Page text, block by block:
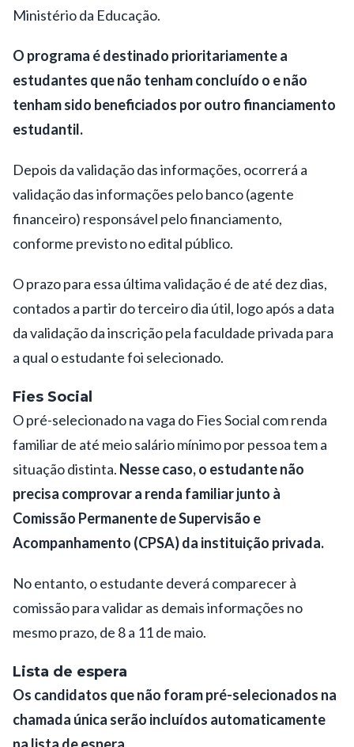
Ministério da Educação.
O programa é destinado prioritariamente a
estudantes que não tenham concluído o e não
tenham sido beneficiados por outro financiamento
estudantil.
Depois da validação das informações, ocorrerá a
validação das informações pelo banco (agente
financeiro) responsável pelo financiamento,
conforme previsto noedital público.
O prazo para essa última validação é de até dez dias,
contados a partir do terceiro dia útil, logo após a data
da validação da inscrição pela faculdade privada para
a qual o estudante foi selecionado.
Fies Social
O pré-selecionado na vaga do Fies Social com renda
familiar de até meio salário mínimo por pessoa tem a
situação distinta. Nesse caso, o estudante não
precisa comprovar a renda familiar junto à
Comissão Permanente de Supervisão e
Acompanhamento (CPSA) da instituição privada.
No entanto, o estudante deverá comparecer à
comissão para validar as demais informações no
mesmo prazo, de 8 a 11 de maio.
Lista de espera
Os candidatos que não foram pré-selecionados na
chamada única serão incluídos automaticamente